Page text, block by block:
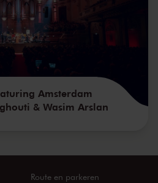
Amsterdam
& Wasim Arslan
Route en parkeren